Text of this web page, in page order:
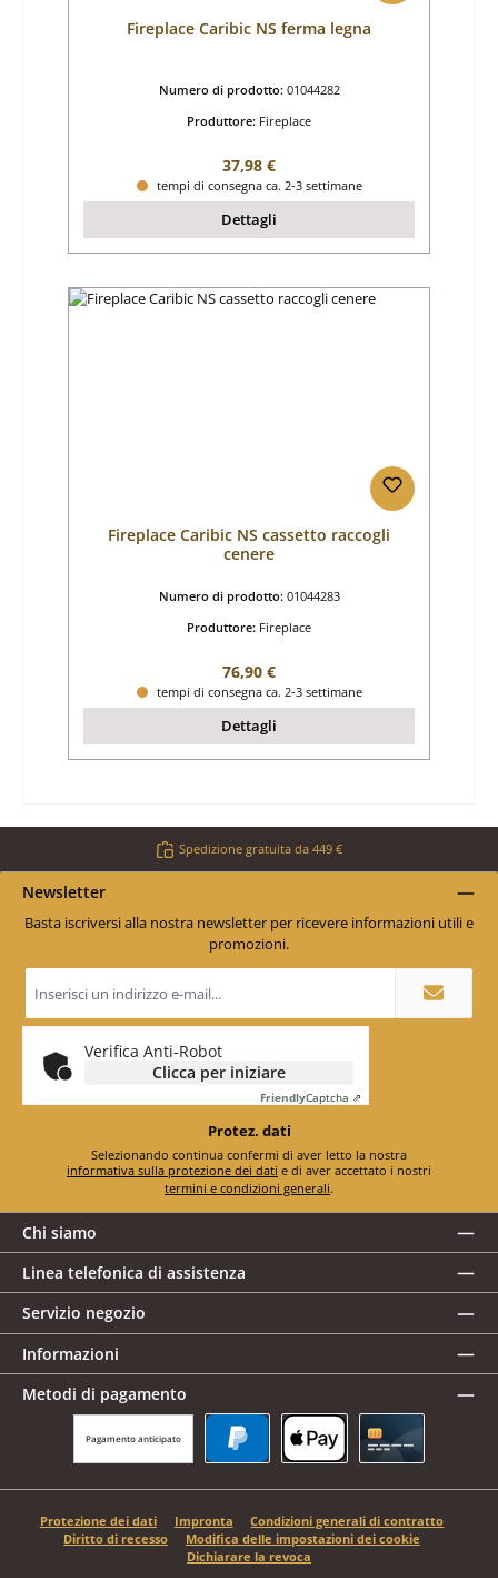
Fireplace Caribic NS ferma legna
Numero di prodotto: 01044282
Produttore: Fireplace
Prezzo normale:
37,98 €
tempi di consegna ca. 2-3 settimane
Dettagli
Fireplace Caribic NS cassetto raccogli
cenere
Numero di prodotto: 01044283
Produttore: Fireplace
Prezzo normale:
76,90 €
tempi di consegna ca. 2-3 settimane
Dettagli
Spedizione gratuita da 449 €
Newsletter
Basta iscriversi alla nostra newsletter per ricevere informazioni utili e
promozioni.
e-
mail
*
Verifica Anti-Robot
Clicca per iniziare
FriendlyCaptcha ⇗
Protez. dati
informativa sulla protezione dei dati
termini e condizioni generali.
Chi siamo
Linea telefonica di assistenza
Servizio negozio
Informazioni
Metodi di pagamento
Pagamento anticipato
Protezione dei dati Impronta
Condizioni generali di contratto
Diritto di recesso
Modifica delle impostazioni dei cookie
Dichiarare la revoca